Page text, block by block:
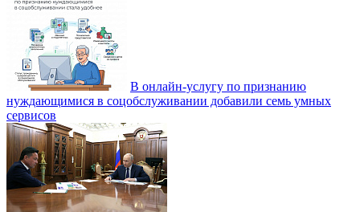
В онлайн-услугу по признанию
нуждающимися в соцобслуживании добавили семь умных
сервисов